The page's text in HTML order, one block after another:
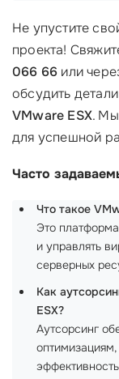
Не упустите
проекта!
066 66 или
обсудить
VMware ESX.
для успешной
Часто
Что такое
Это
и управлять
серверных
Как
ESX?
Аутсорсинг
оптимизациям,